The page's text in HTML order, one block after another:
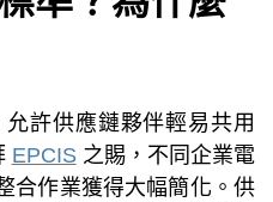
許供應鏈夥伴輕易共用
EPCIS之賜，不同企業電
合作業獲得大幅簡化。供